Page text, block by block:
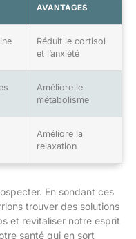
AVANTAGES
Réduit le cortisol
et l’anxiété
Améliore le
métabolisme
Améliore la
relaxation
En sondant ces
trouver des solutions
et revitaliser notre esprit
santé qui en sort